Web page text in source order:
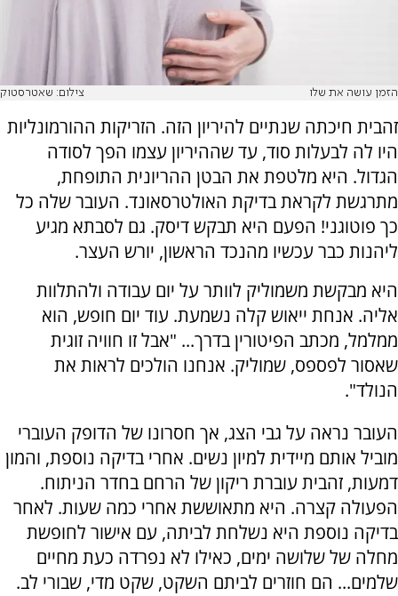
הזמן עושה את שלו צילום: שאטרסטוק
זהבית חיכתה שנתיים להיריון הזה. הזריקות ההורמונליות
היו לה לבעלות סוד, עד שההיריון עצמו הפך לסודה
הגדול. היא מלטפת את הבטן ההריונית התופחת,
מתרגשת לקראת בדיקת האולטרסאונד. העובר שלה כל
כך פוטוגני! הפעם היא תבקש דיסק. גם לסבתא מגיע
ליהנות כבר עכשיו מהנכד הראשון, יורש העצר.
היא מבקשת משמוליק לוותר על יום עבודה ולהתלוות
אליה. אנחת ייאוש קלה נשמעת. עוד יום חופש, הוא
ממלמל, מכתב הפיטורין בדרך... "אבל זו חוויה זוגית
שאסור לפספס, שמוליק. אנחנו הולכים לראות את
הנולד".
העובר נראה על גבי הצג, אך חסרונו של הדופק העוברי
מוביל אותם מיידית למיון נשים. אחרי בדיקה נוספת, והמון
דמעות, זהבית עוברת ריקון של הרחם בחדר הניתוח.
הפעולה קצרה. היא מתאוששת אחרי כמה שעות. לאחר
בדיקה נוספת היא נשלחת לביתה, עם אישור לחופשת
מחלה של שלושה ימים, כאילו לא נפרדה כעת מחיים
שלמים... הם חוזרים לביתם השקט, שקט מדי, שבורי לב.